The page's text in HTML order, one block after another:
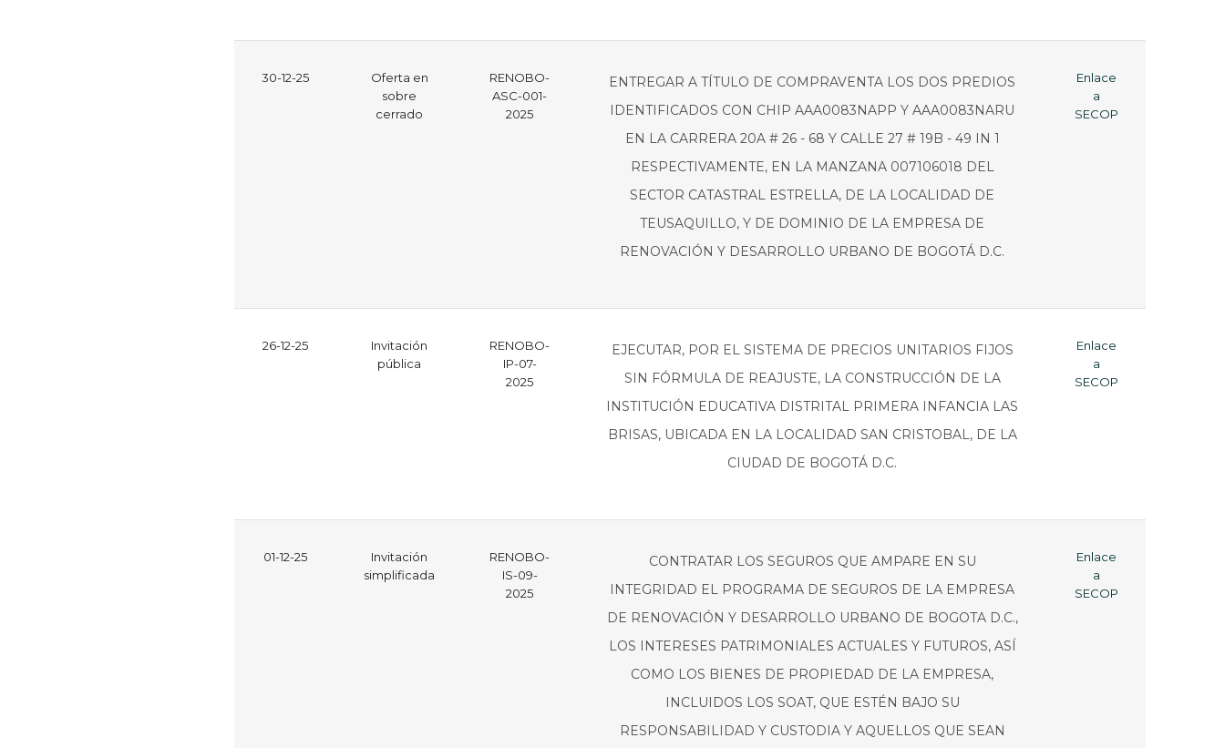
30-12-25
Oferta en
sobre
cerrado
RENOBO-
ASC-001-
2025
ENTREGAR A TÍTULO DE COMPRAVENTA LOS DOS PREDIOS
IDENTIFICADOS CON CHIP AAA0083NAPP Y AAA0083NARU
EN LA CARRERA 20A # 26 - 68 Y CALLE 27 # 19B - 49 IN 1
RESPECTIVAMENTE, EN LA MANZANA 007106018 DEL
SECTOR CATASTRAL ESTRELLA, DE LA LOCALIDAD DE
TEUSAQUILLO, Y DE DOMINIO DE LA EMPRESA DE
RENOVACIÓN Y DESARROLLO URBANO DE BOGOTÁ D.C.
Enlace
a
SECOP
26-12-25
Invitación
pública
RENOBO-
IP-07-
2025
EJECUTAR, POR EL SISTEMA DE PRECIOS UNITARIOS FIJOS
SIN FÓRMULA DE REAJUSTE, LA CONSTRUCCIÓN DE LA
INSTITUCIÓN EDUCATIVA DISTRITAL PRIMERA INFANCIA LAS
BRISAS, UBICADA EN LA LOCALIDAD SAN CRISTOBAL, DE LA
CIUDAD DE BOGOTÁ D.C.
Enlace
a
SECOP
01-12-25
Invitación
simplificada
RENOBO-
IS-09-
2025
CONTRATAR LOS SEGUROS QUE AMPARE EN SU
INTEGRIDAD EL PROGRAMA DE SEGUROS DE LA EMPRESA
DE RENOVACIÓN Y DESARROLLO URBANO DE BOGOTA D.C.,
LOS INTERESES PATRIMONIALES ACTUALES Y FUTUROS, ASÍ
COMO LOS BIENES DE PROPIEDAD DE LA EMPRESA,
INCLUIDOS LOS SOAT, QUE ESTÉN BAJO SU
RESPONSABILIDAD Y CUSTODIA Y AQUELLOS QUE SEAN
Enlace
a
SECOP